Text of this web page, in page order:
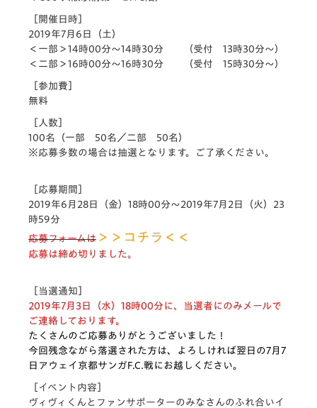
［開催日時］
2019年7月6日（土）
＜一部＞14時00分～14時30分 （受付 13時30分～）
＜二部＞16時00分～16時30分 （受付 15時30分～）
［参加費］
無料
［人数］
100名（一部 50名／二部 50名）
※応募多数の場合は抽選となります。ご了承ください。
［応募期間］
2019年6月28日（金）18時00分～2019年7月2日（火）23
時59分
応募フォームは ＞＞コチラ＜＜
応募は締め切りました。
［当選通知］
2019年7月3日（水）18時00分に、当選者にのみメールで
ご連絡しております。
たくさんのご応募ありがとうございました！
今回残念ながら落選された方は、よろしければ翌日の7月7
日アウェイ京都サンガF.C.戦にお越しください。
［イベント内容］
ヴィヴィくんとファンサポーターのみなさんのふれ合いイ